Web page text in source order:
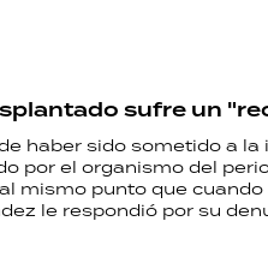
sufre un
haber sido sometido a la
por el organismo del
mismo punto que cuando
le respondió por su